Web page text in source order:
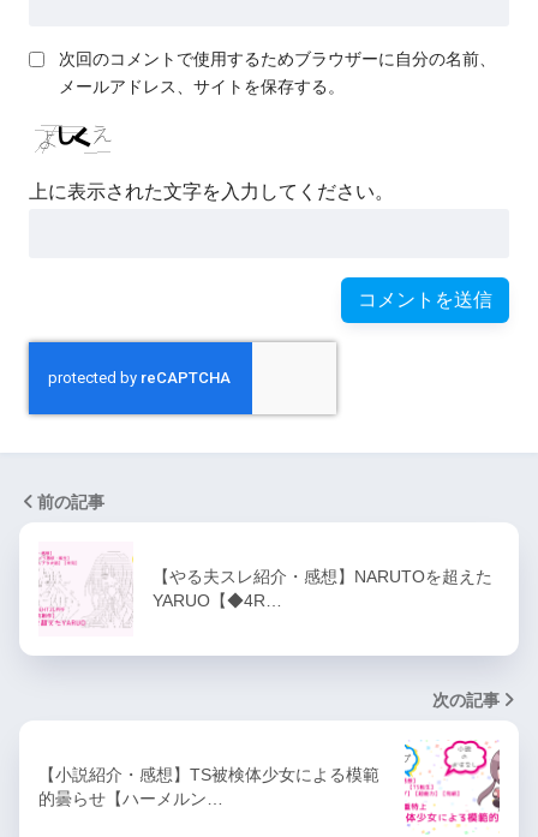
次回のコメントで使用するためブラウザーに自分の名前、
メールアドレス、サイトを保存する。
上に表示された文字を入力してください。
前の記事
【やる夫スレ紹介・感想】NARUTOを超えた
YARUO【◆4R…
次の記事
【小説紹介・感想】TS被検体少女による模範
的曇らせ【ハーメルン…